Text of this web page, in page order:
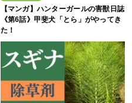
【マンガ】ハンターガールの害獣日誌
《第6話》甲斐犬「とら」がやってき
た！